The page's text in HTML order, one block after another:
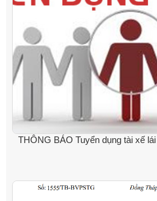
THÔNG BÁO Tuyển dụng tài xế